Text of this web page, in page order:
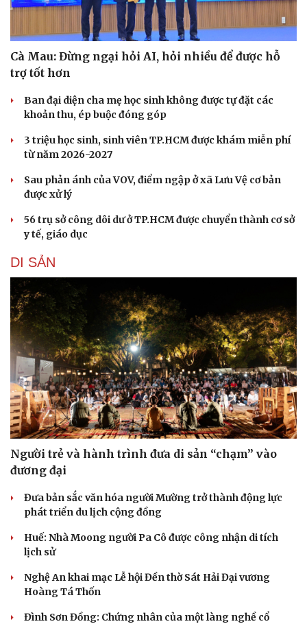
Du lịch
Tư vấn
Săn Tour
check-in
Podcast
Câu chuyện thời sự
Đọc truyện đêm khuya
Cửa sổ tình yêu
Kể chuyện cho bé
Hạt giống tâm hồn
Cà Mau: Đừng ngại hỏi AI, hỏi nhiều để được hỗ
trợ tốt hơn
Ban đại diện cha mẹ học sinh không được tự đặt các
khoản thu, ép buộc đóng góp
3 triệu học sinh, sinh viên TP.HCM được khám miễn phí
từ năm 2026-2027
Sau phản ánh của VOV, điểm ngập ở xã Lưu Vệ cơ bản
được xử lý
56 trụ sở công dôi dư ở TP.HCM được chuyển thành cơ sở
y tế, giáo dục
DI SẢN
Người trẻ và hành trình đưa di sản “chạm” vào
đương đại
Đưa bản sắc văn hóa người Mường trở thành động lực
phát triển du lịch cộng đồng
Huế: Nhà Moong người Pa Cô được công nhận di tích
lịch sử
Nghệ An khai mạc Lễ hội Đền thờ Sát Hải Đại vương
Hoàng Tá Thốn
Đình Sơn Đồng: Chứng nhân của một làng nghề cổ